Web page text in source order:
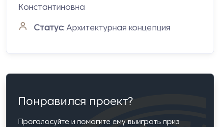
Константиновна
Статус: Архитектурная концепция
Понравился проект?
Проголосуйте и помогите ему выиграть приз